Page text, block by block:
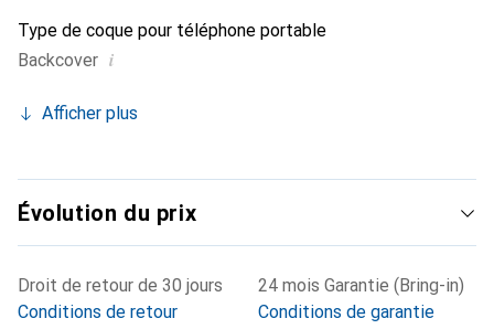
Type de coque pour téléphone portable
Backcover i
Afficher plus
Évolution du prix
Droit de retour de 30 jours
Conditions de retour
24 mois Garantie (Bring-in)
Conditions de garantie